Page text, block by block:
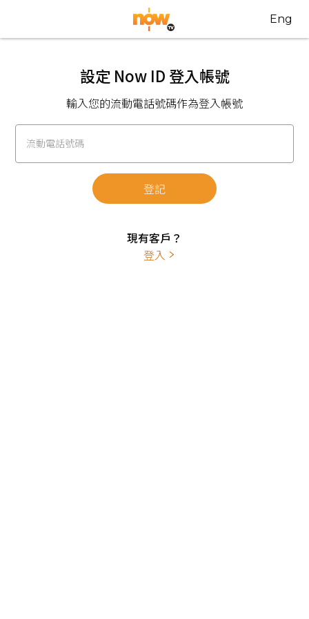
Eng
設定 Now ID 登入帳號
輸入您的流動電話號碼作為登入帳號
流動電話號碼
登記
現有客戶？
登入